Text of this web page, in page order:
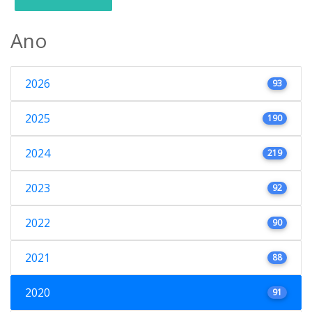
Ano
2026 93
2025 190
2024 219
2023 92
2022 90
2021 88
2020 91